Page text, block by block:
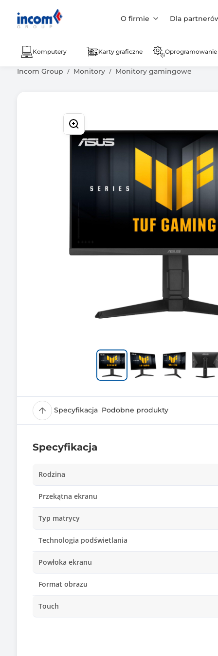
O firmie Dla
Komputery Karty graficzne Oprogramowanie
Incom Group Monitory Monitory gamingowe
Specyfikacja Podobne produkty
Specyfikacja
Rodzina
Przekątna ekranu
Typ matrycy
Technologia podświetlania
Powłoka ekranu
Format obrazu
Touch